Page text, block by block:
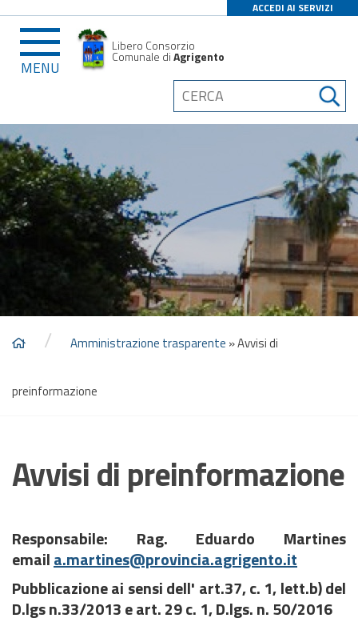
ACCEDI AI SERVIZI
MENU
Libero Consorzio
Comunale diAgrigento
/ Amministrazione trasparente »Avvisi di
preinformazione
Avvisi di preinformazione
Responsabile: Rag. Eduardo Martines
emaila.martines@provincia.agrigento.it
Pubblicazione ai sensi dell' art.37, c. 1, lett.b) del
D.lgs n.33/2013 e art. 29 c. 1, D.lgs. n. 50/2016